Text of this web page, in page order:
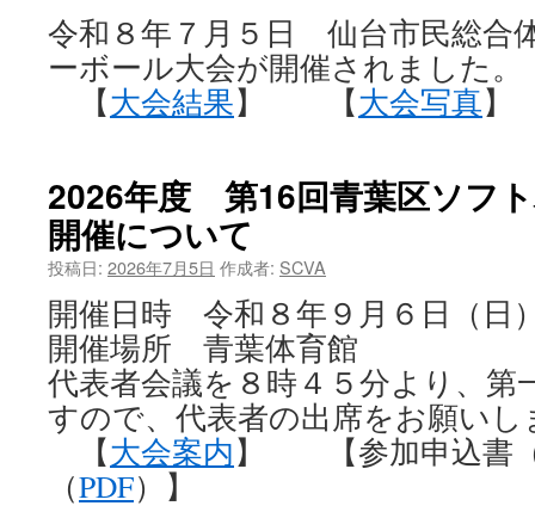
令和８年７月５日 仙台市民総合
ーボール大会が開催されました。
【大会結果】 【大会写真】
2026年度 第16回青葉区ソフ
開催について
投稿日: 2026年7月5日 作成者: SCVA
開催日時 令和８年９月６日（日
開催場所 青葉体育館
代表者会議を８時４５分より、第
すので、代表者の出席をお願いし
【大会案内】 【参加申込書
（PDF）】